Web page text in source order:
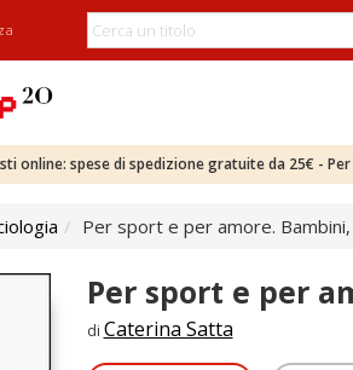
online: spese di spedizione gratuite da 25€ -
Per sport e per amore.
Per sport e per
di Caterina Satta